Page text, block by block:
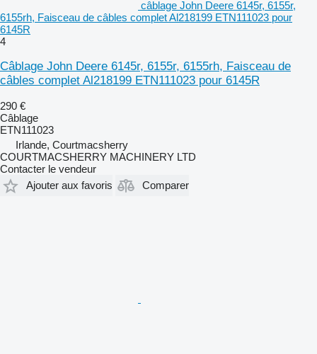
câblage John Deere 6145r, 6155r,
6155rh, Faisceau de câbles complet Al218199 ETN111023 pour
6145R
4
Câblage John Deere 6145r, 6155r, 6155rh, Faisceau de
câbles complet Al218199 ETN111023 pour 6145R
290 €
Câblage
ETN111023
Irlande, Courtmacsherry
COURTMACSHERRY MACHINERY LTD
Contacter le vendeur
Ajouter aux favoris
Comparer